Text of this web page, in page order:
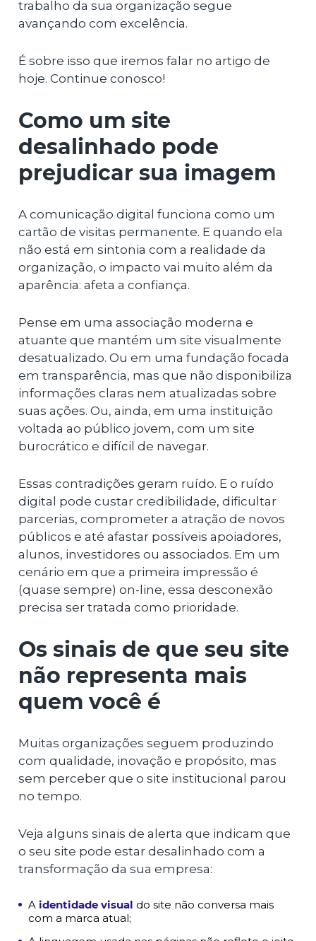
trabalho da sua organização segue
avançando com excelência.
É sobre isso que iremos falar no artigo de
hoje. Continue conosco!
Como um site
desalinhado pode
prejudicar sua imagem
A comunicação digital funciona como um
cartão de visitas permanente. E quando ela
não está em sintonia com a realidade da
organização, o impacto vai muito além da
aparência: afeta a confiança.
Pense em uma associação moderna e
atuante que mantém um site visualmente
desatualizado. Ou em uma fundação focada
em transparência, mas que não disponibiliza
informações claras nem atualizadas sobre
suas ações. Ou, ainda, em uma instituição
voltada ao público jovem, com um site
burocrático e difícil de navegar.
Essas contradições geram ruído. E o ruído
digital pode custar credibilidade, dificultar
parcerias, comprometer a atração de novos
públicos e até afastar possíveis apoiadores,
alunos, investidores ou associados. Em um
cenário em que a primeira impressão é
(quase sempre) on-line, essa desconexão
precisa ser tratada como prioridade.
Os sinais de que seu site
não representa mais
quem você é
Muitas organizações seguem produzindo
com qualidade, inovação e propósito, mas
sem perceber que o site institucional parou
no tempo.
Veja alguns sinais de alerta que indicam que
o seu site pode estar desalinhado com a
transformação da sua empresa:
A identidade visual do site não conversa mais
com a marca atual;